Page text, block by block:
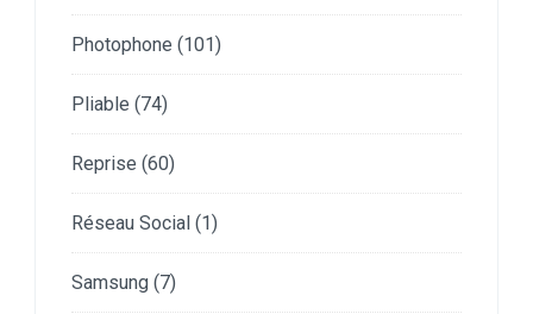
Photophone (101)
Pliable (74)
Reprise (60)
Réseau Social (1)
Samsung (7)